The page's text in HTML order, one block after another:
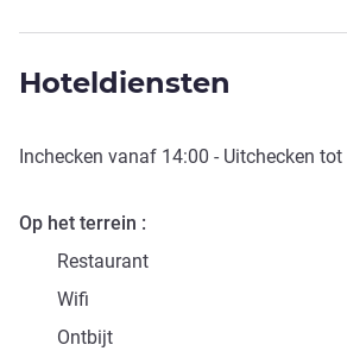
Hoteldiensten
Inchecken vanaf 14:00 - Uitchecken tot
Op het terrein
Restaurant
Wifi
Ontbijt